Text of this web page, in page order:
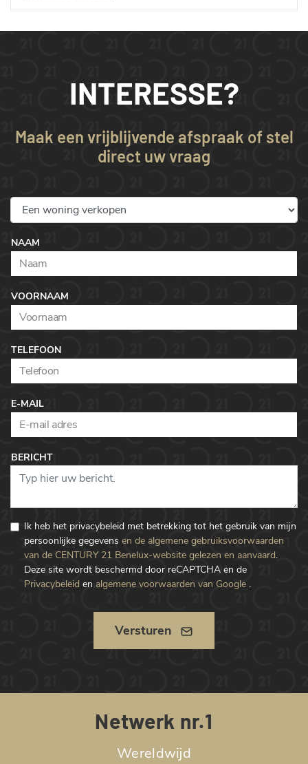
INTERESSE?
Maak een vrijblijvende afspraak of stel
direct uw vraag
NAAM
VOORNAAM
TELEFOON
E-MAIL
BERICHT
Ik heb het privacybeleid met betrekking tot het gebruik van mijn
persoonlijke gegevens en de algemene gebruiksvoorwaarden
van de CENTURY 21 Benelux-website gelezen en aanvaard.
Deze site wordt beschermd door reCAPTCHA en de
Privacybeleid en algemene voorwaarden van Google .
Versturen
Netwerk nr.1
Wereldwijd